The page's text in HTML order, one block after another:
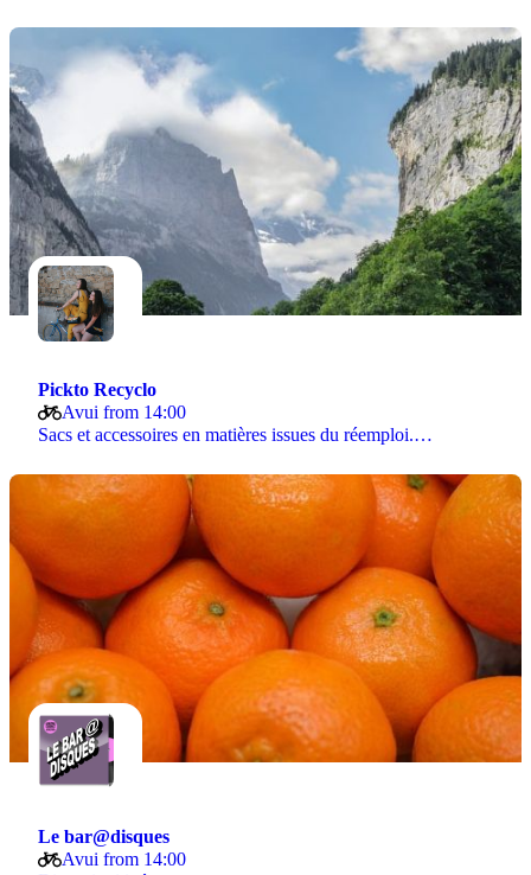
Pickto Recyclo
Avui from 14:00
Sacs et accessoires en matières issues du réemploi.…
Le bar@disques
Avui from 14:00